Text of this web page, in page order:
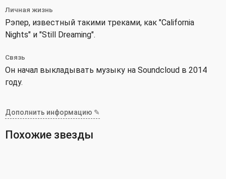
Личная жизнь
Рэпер, известный такими треками, как "California
Nights" и "Still Dreaming".
Связь
Он начал выкладывать музыку на Soundcloud в 2014
году.
Дополнить информацию ✎
Похожие звезды